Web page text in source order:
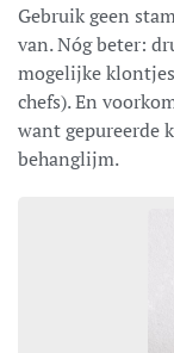
Gebruik geen
van. Nóg beter:
mogelijke
chefs). En
want gepureerde
behanglijm.